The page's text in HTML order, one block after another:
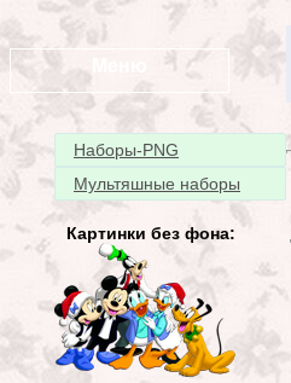
Наборы-PNG
Мультяшные наборы
Картинки без фона: